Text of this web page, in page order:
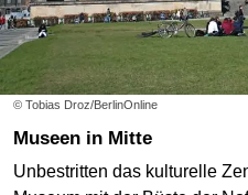
© Tobias Droz/BerlinOnline
Museen in Mitte
Unbestritten das kulturelle